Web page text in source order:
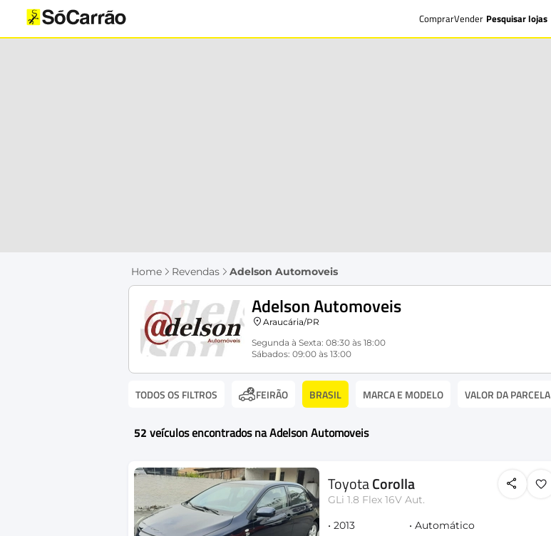
ComprarVender Pesquisar lojas
Home Revendas Adelson Automoveis
Adelson Automoveis
Araucária/PR
Segunda à Sexta: 08:30 às 18:00
Sábados: 09:00 às 13:00
TODOS OS FILTROS FEIRÃO BRASIL MARCA E MODELO VALOR DA PARCELA
52 veículos encontrados na Adelson Automoveis
ToyotaCorolla
GLi 1.8 Flex 16V Aut.
2013
Automático